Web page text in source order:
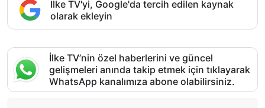
İlke TV'yi, Google'da tercih edilen kaynak
olarak ekleyin
İlke TV’nin özel haberlerini ve güncel
gelişmeleri anında takip etmek için tıklayarak
WhatsApp kanalımıza abone olabilirsiniz.